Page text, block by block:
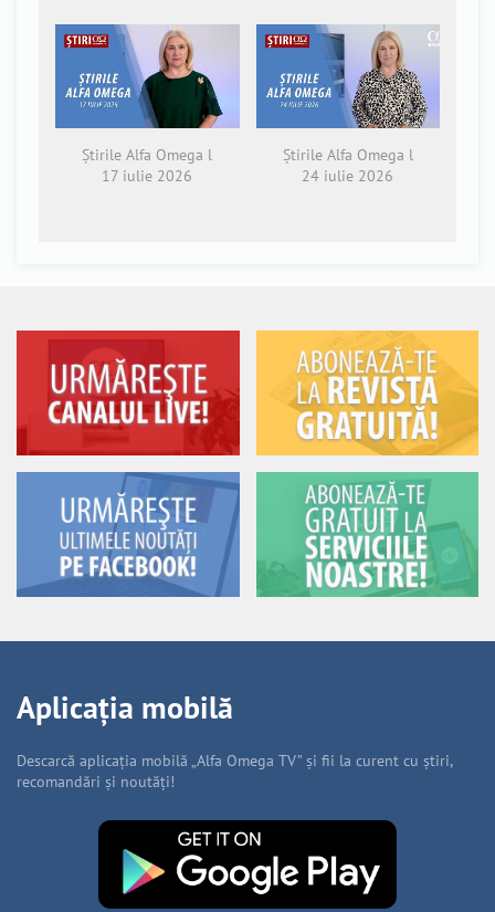
Știrile Alfa Omega l
17 iulie 2026
Știrile Alfa Omega l
24 iulie 2026
Aplicația mobilă
Descarcă aplicația mobilă „Alfa Omega TV” și fii la curent cu știri,
recomandări și noutăți!